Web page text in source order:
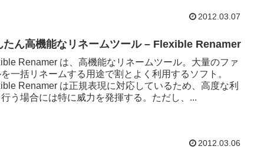
2012.03.07
たん高機能なリネームツール – Flexible Renamer
Renamer は、高機能なリネームツール。大量のファ
一括リネームする用途で割とよく利用するソフト。
Renamer は正規表現に対応しているため、高度な利
う場合には特に威力を発揮する。ただし、...
2012.03.06